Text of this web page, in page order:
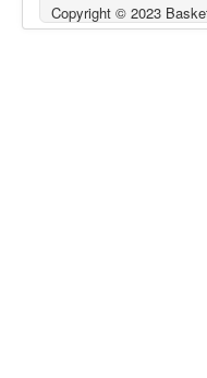
Copyright © 2023